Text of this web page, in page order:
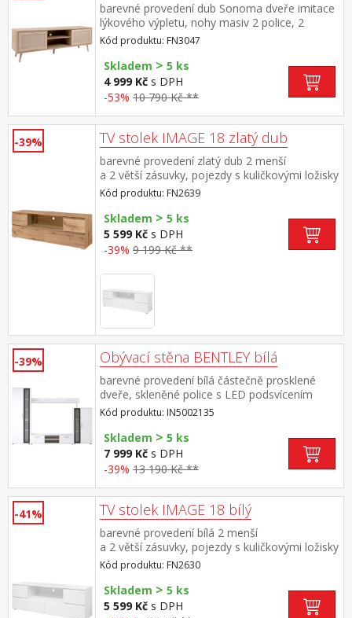
barevné provedení dub Sonoma dveře imitace
lýkového výpletu, nohy masiv 2 police, 2
malá dvířka, doporučená nosnost do 35 kg
Kód produktu: FN3047
Skladem > 5 ks
4 999 Kč s DPH
-53% 10 790 Kč **
-39% TV stolek IMAGE 18 zlatý dub
barevné provedení zlatý dub 2 menší
a 2 větší zásuvky, pojezdy s kuličkovými ložisky
Kód produktu: FN2639
Skladem > 5 ks
5 599 Kč s DPH
-39% 9 199 Kč **
-39% Obývací stěna BENTLEY bílá
barevné provedení bílá částečně prosklené
dveře, skleněné police s LED podsvícením
komoda (š/h/v) 59 × 40 × 118 cm vitrína (š/h/v)
59 × 34 × 183 cm TV stolek (š/h/v) 139 × 40 ×
31 cm police (š/h/v) 160 × 34 × 23 cm
Kód produktu: IN5002135
Skladem > 5 ks
7 999 Kč s DPH
-39% 13 190 Kč **
-41% TV stolek IMAGE 18 bílý
barevné provedení bílá 2 menší
a 2 větší zásuvky, pojezdy s kuličkovými ložisky
Kód produktu: FN2630
Skladem > 5 ks
5 599 Kč s DPH